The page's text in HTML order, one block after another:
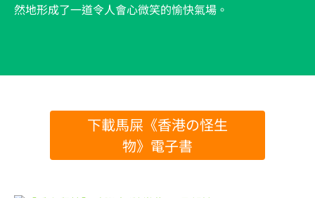
然地形成了一道令人會心微笑的愉快氣場。
下載馬屎《香港の怪生
物》電子書